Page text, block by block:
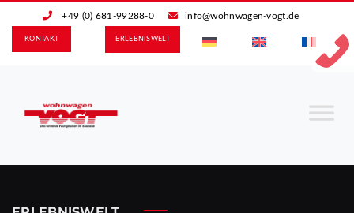
+49 (0) 681-99288-0 info@wohnwagen-vogt.de
ERLEBNIS­WELT
KONTAKT